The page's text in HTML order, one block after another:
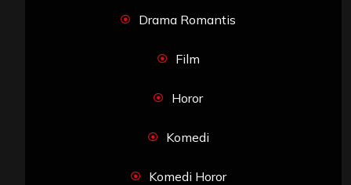
Drama Romantis
Film
Horor
Komedi
Komedi Horor